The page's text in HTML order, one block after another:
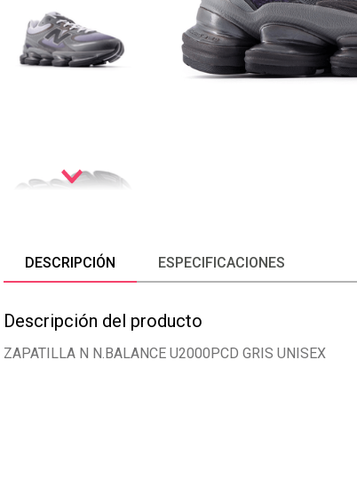
DESCRIPCIÓN ESPECIFICACIONES
Descripción del producto
ZAPATILLA N N.BALANCE U2000PCD GRIS UNISEX